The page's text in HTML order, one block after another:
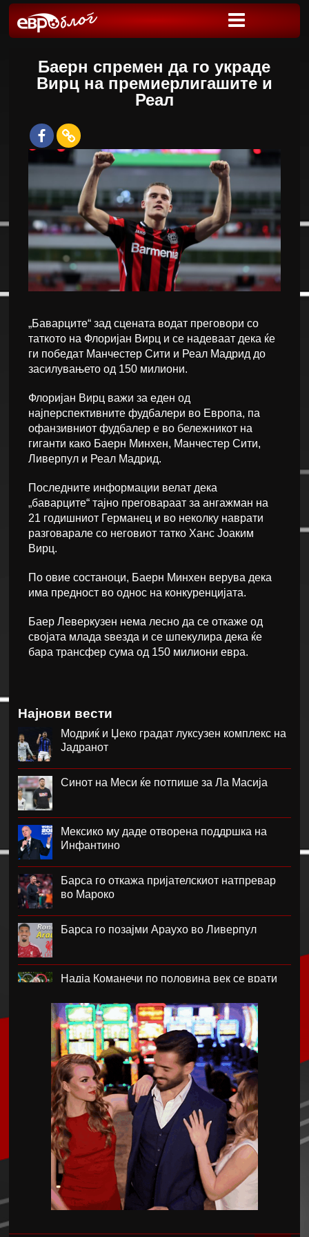
Баерн спремен да го украде
Вирц на премиерлигашите и
Реал
„Баварците“ зад сцената водат преговори со
таткото на Флоријан Вирц и се надеваат дека ќе
ги победат Манчестер Сити и Реал Мадрид до
засилувањето од 150 милиони.
Флоријан Вирц важи за еден од
најперспективните фудбалери во Европа, па
офанзивниот фудбалер е во бележникот на
гиганти како Баерн Минхен, Манчестер Сити,
Ливерпул и Реал Мадрид.
Последните информации велат дека
„баварците“ тајно преговараат за ангажман на
21 годишниот Германец и во неколку наврати
разговарале со неговиот татко Ханс Јоаким
Вирц.
По овие состаноци, Баерн Минхен верува дека
има предност во однос на конкуренцијата.
Баер Леверкузен нема лесно да се откаже од
својата млада ѕвезда и се шпекулира дека ќе
бара трансфер сума од 150 милиони евра.
Најнови вести
Модриќ и Џеко градат луксузен комплекс на
Јадранот
Синот на Меси ќе потпише за Ла Масија
Мексико му даде отворена поддршка на
Инфантино
Барса го откажа пријателскиот натпревар
во Мароко
Барса го позајми Араухо во Ливерпул
Надја Команечи по половина век се врати
ФК Пелистер со заштитен бренд по 81
година постоење !
Артета: Мојот Арсенал учи од грешките
Лука Зидан се раздели со Гранада
Џеронимо Рули е нов втор голман на Сити